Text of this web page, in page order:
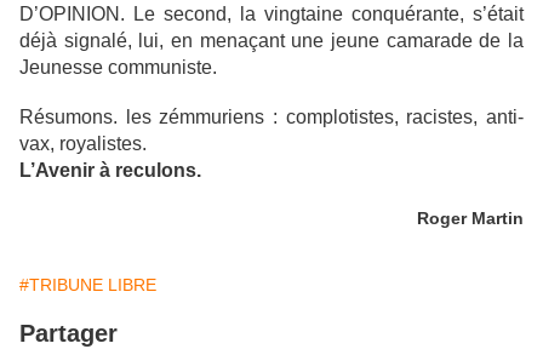
D’OPINION. Le second, la vingtaine conquérante, s’était
déjà signalé, lui, en menaçant une jeune camarade de la
Jeunesse communiste.
Résumons. les zémmuriens : complotistes, racistes, anti-
vax, royalistes.
L’Avenir à reculons.
Roger Martin
#TRIBUNE LIBRE
Partager